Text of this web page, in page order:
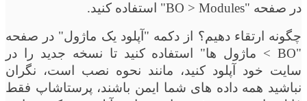
در صفحه "BO > Modules" استفاده کنید.
چگونه ارتقاء دهیم؟ از دکمه "آپلود یک ماژول" در صفحه
"
BO > ماژول ها" استفاده کنید تا نسخه جدید را در
سایت خود آپلود کنید، مانند نحوه نصب است، نگران
نباشید همه داده های شما ایمن باشند، پرستاشاپ فقط